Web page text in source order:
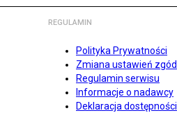
REGULAMIN
Polityka Prywatności
Zmiana ustawień zgód
Regulamin serwisu
Informacje o nadawcy
Deklaracja dostępności